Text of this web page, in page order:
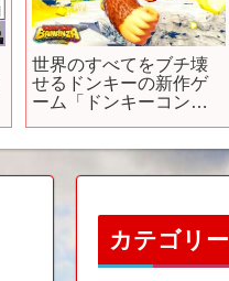
世界のすべてをブチ壊
せるドンキーの新作ゲ
ーム「ドンキーコング
カテゴリー